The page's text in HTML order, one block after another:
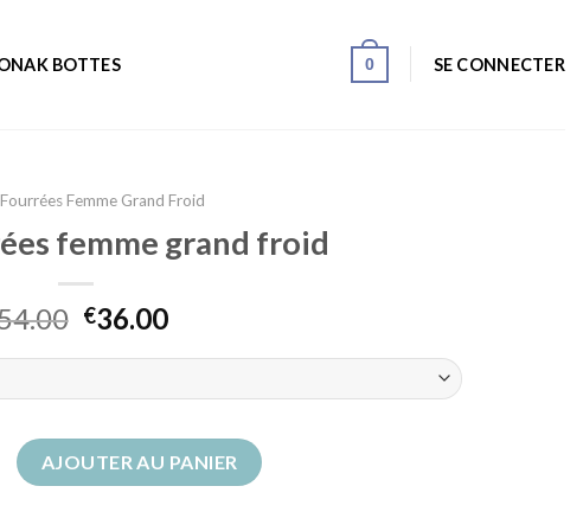
BOTTES 0 SE CONNECTER
Femme Grand Froid
femme grand froid
€36.00
fourrées femme grand froid
AJOUTER AU PANIER